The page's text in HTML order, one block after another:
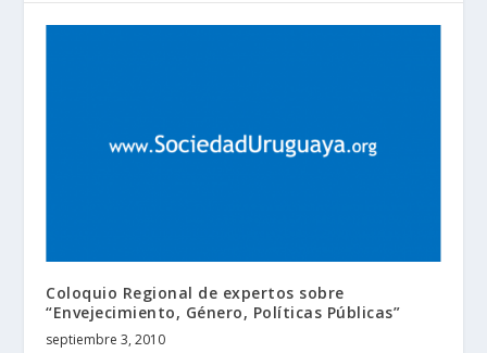
Coloquio Regional de expertos sobre
“Envejecimiento, Género, Políticas Públicas”
septiembre 3, 2010